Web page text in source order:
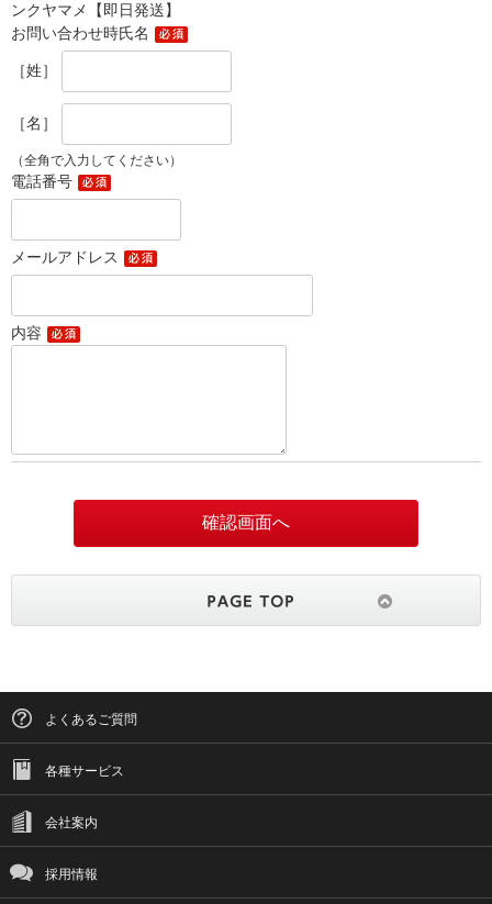
ンクヤマメ【即日発送】
お問い合わせ時氏名
［姓］
［名］
（全角で入力してください）
電話番号
メールアドレス
内容
よくあるご質問
各種サービス
会社案内
採用情報